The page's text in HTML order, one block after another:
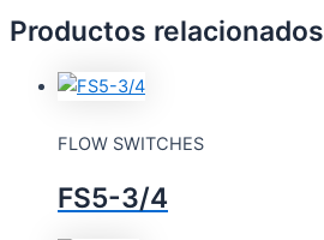
Productos relacionados
FLOW SWITCHES
FS5-3/4